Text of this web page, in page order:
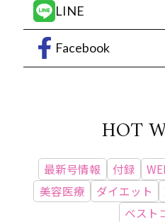
LINE
Facebook
HOT
最新号情報 付録
美容医療
ダイエット
ベスト